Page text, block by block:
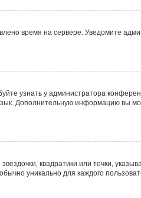
время на сервере. Уведомите
узнать у администратора
Дополнительную информацию вы
квадратики или точки,
уникально для каждого